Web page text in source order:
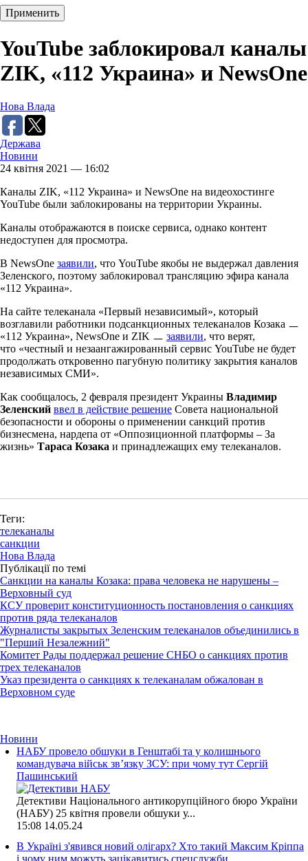
YouTube заблокировал каналы
ZIK, «112 Украина» и NewsOne
Нова Влада
Держава
Новини
24 квітня 2021 — 16:02
Каналы ZIK, «112 Украина» и NewsOne на видеохостинге
YouTube были заблокированы на территории Украины.
Каналы отображаются в поиске сервиса, однако контент
недоступен для просмотра.
В NewsOne заявили, что YouTube якобы не выдержал давления
Зеленского, поэтому заблокировал трансляцию эфира канала
«112 Украина».
На сайте телеканала «Первый независимый», который
возглавили работники подсанкционных телеканалов Козака ㅡ
«112 Украина», NewsOne и ZIK ㅡ заявили, что верят,
что «честный и незаангажированный сервис YouTube не будет
продолжать откровенно пагубную политику закрытия каналов
независимых СМИ».
Как сообщалось, 2 февраля президент Украины Владимир
Зеленский ввел в действие решение Совета национальной
безопасности и обороны о применении санкций против
бизнесмена, нардепа от «Оппозиционной платформы – За
жизнь» Тараса Козака и принадлежащих ему телеканалов.
Теги:
телеканалы
санкции
Нова Влада
Публікації по темі
Санкции на каналы Козака: права человека не нарушены –
Верховный суд
КСУ проверит конституционность постановления о санкциях
против ряда телеканалов
Журналисты закрытых Зеленским телеканалов объединились в
"Перший Незалежний"
Комитет Рады поддержал решение СНБО о санкциях против
трех телеканалов
Указ президента о санкциях к телеканалам обжалован в
Верховном суде
Новини
НАБУ провело обшуки в Генштабі та у колишнього
командувача військ зв’язку ЗСУ: при чому тут Сергій
Пашинський
Детективи Національного антикорупційного бюро України
(НАБУ) 25 квітня провели обшуки у...
15:08 14.05.24
В Україні з'явився новий олігарх? Хто такий Максим Кріппа
і чому ним можуть зацікавитись спецслужби